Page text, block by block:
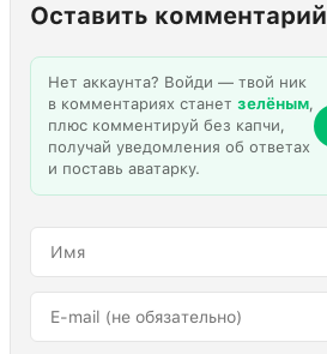
Оставить комментарий
Нет аккаунта? Войди — твой ник
в комментариях станет зелёным,
плюс комментируй без капчи,
получай уведомления об ответах
и поставь аватарку.